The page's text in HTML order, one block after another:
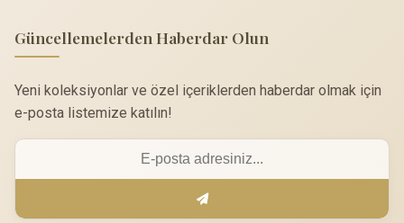
Güncellemelerden Haberdar Olun
Yeni koleksiyonlar ve özel içeriklerden haberdar olmak için
e-posta listemize katılın!